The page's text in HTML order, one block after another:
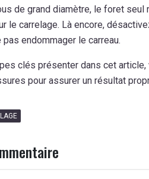
de grand diamètre, le foret
le carrelage. Là encore,
endommager le carreau.
clés présenter dans cet
pour assurer un résultat